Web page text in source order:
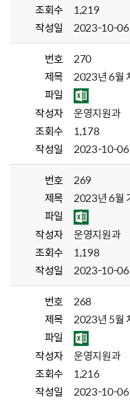
조회수
1,219
작성일
2023-10-06
번호
270
제목
2023년 6월
파일
작성자
운영지원과
조회수
1,178
작성일
2023-10-06
번호
269
제목
2023년 6월
파일
작성자
운영지원과
조회수
1,198
작성일
2023-10-06
번호
268
제목
2023년 5월
파일
작성자
운영지원과
조회수
1,216
작성일
2023-10-06